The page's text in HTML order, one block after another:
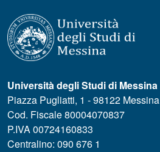
Università degli Studi di Messina
Piazza Pugliatti, 1 - 98122 Messina
Cod. Fiscale 80004070837
P.IVA 00724160833
Centralino: 090 676 1